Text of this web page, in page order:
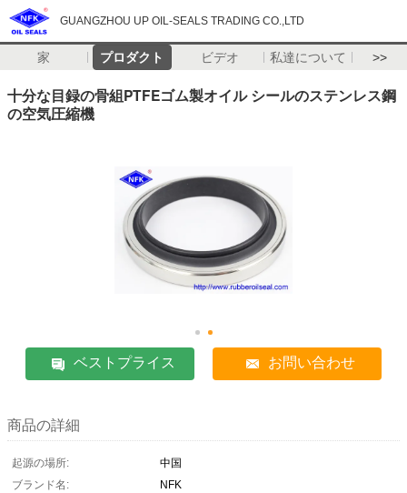
GUANGZHOU UP OIL-SEALS TRADING CO.,LTD
家 プロダクト ビデオ 私達について >>
十分な目録の骨組PTFEゴム製オイル シールのステンレス鋼
の空気圧縮機
ベストプライス お問い合わせ
商品の詳細
起源の場所:
中国
ブランド名:
NFK